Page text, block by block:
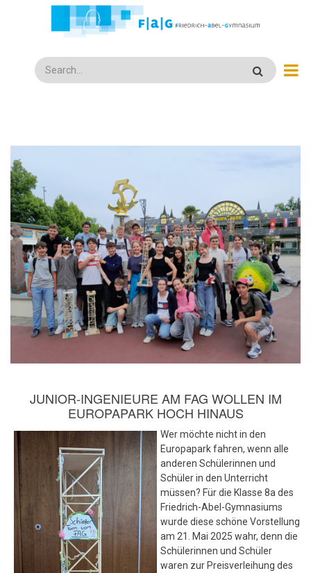
Search
JUNIOR-INGENIEURE AM FAG WOLLEN IM
EUROPAPARK HOCH HINAUS
Wer möchte nicht in den
Europapark fahren, wenn alle
anderen Schülerinnen und
Schüler in den Unterricht
müssen? Für die Klasse 8a des
Friedrich-Abel-Gymnasiums
wurde diese schöne Vorstellung
am 21. Mai 2025 wahr, denn die
Schülerinnen und Schüler
waren zur Preisverleihung des